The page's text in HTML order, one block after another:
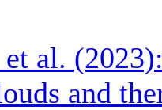
al.
and